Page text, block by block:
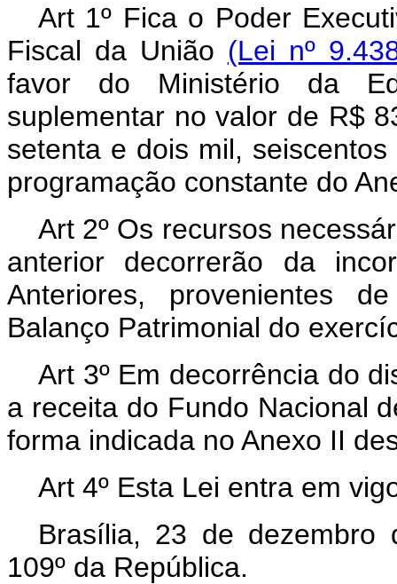
Art 1º Fica o Poder
Fiscal da União (Lei nº
favor do Ministério da
suplementar no valor de R$
setenta e dois mil,
programação constante do
Art 2º Os recursos
anterior decorrerão da
Anteriores, provenientes
Balanço Patrimonial do
Art 3º Em decorrência do
a receita do Fundo Nacional
forma indicada no Anexo II
Art 4º Esta Lei entra em
Brasília, 23 de dezembro
109º da República.